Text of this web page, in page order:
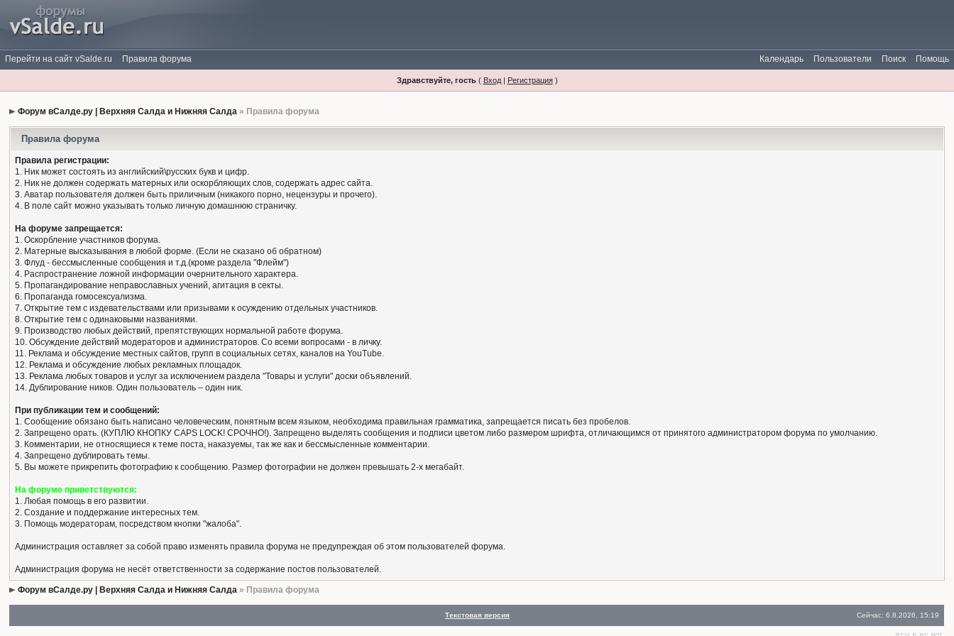
Перейти на сайт vSalde.ru Правила форума Помощь
Поиск
Пользователи
Календарь
Здравствуйте, гость( Вход| Регистрация)
Форум вСалде.ру | Верхняя Салда и Нижняя Салда » Правила форума
Правила форума
Правила регистрации:
1. Ник может состоять из английский\русских букв и цифр.
2. Ник не должен содержать матерных или оскорбляющих слов, содержать адрес сайта.
3. Аватар пользователя должен быть приличным (никакого порно, нецензуры и прочего).
4. В поле сайт можно указывать только личную домашнюю страничку.
На форуме запрещается:
1. Оскорбление участников форума.
2. Матерные высказывания в любой форме. (Если не сказано об обратном)
3. Флуд - бессмысленные сообщения и т.д.(кроме раздела "Флейм")
4. Распространение ложной информации очернительного характера.
5. Пропагандирование неправославных учений, агитация в секты.
6. Пропаганда гомосексуализма.
7. Открытие тем с издевательствами или призывами к осуждению отдельных участников.
8. Открытие тем с одинаковыми названиями.
9. Производство любых действий, препятствующих нормальной работе форума.
10. Обсуждение действий модераторов и администраторов. Со всеми вопросами - в личку.
11. Реклама и обсуждение местных сайтов, групп в социальных сетях, каналов на YouTube.
12. Реклама и обсуждение любых рекламных площадок.
13. Реклама любых товаров и услуг за исключением раздела "Товары и услуги" доски объявлений.
14. Дублирование ников. Один пользователь – один ник.
При публикации тем и сообщений:
1. Сообщение обязано быть написано человеческим, понятным всем языком, необходима правильная грамматика, запрещается писать без пробелов.
2. Запрещено орать. (КУПЛЮ КНОПКУ CAPS LOCK! СРОЧНО!). Запрещено выделять сообщения и подписи цветом либо размером шрифта, отличающимся от принятого администратором форума по умолчанию.
3. Комментарии, не относящиеся к теме поста, наказуемы, так же как и бессмысленные комментарии.
4. Запрещено дублировать темы.
5. Вы можете прикрепить фотографию к сообщению. Размер фотографии не должен превышать 2-х мегабайт.
На форуме приветствуются:
1. Любая помощь в его развитии.
2. Создание и поддержание интересных тем.
3. Помощь модераторам, посредством кнопки "жалоба".
Администрация оставляет за собой право изменять правила форума не предупреждая об этом пользователей форума.
Администрация форума не несёт ответственности за содержание постов пользователей.
Форум вСалде.ру | Верхняя Салда и Нижняя Салда » Правила форума
Текстовая версия Сейчас: 6.8.2026, 15:19